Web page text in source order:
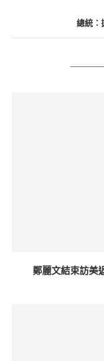
總統：
鄭麗文結束訪